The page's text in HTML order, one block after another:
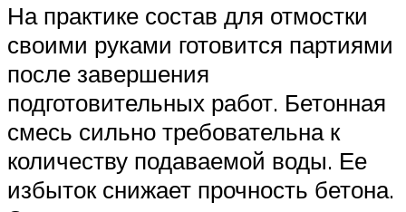
На практике состав для отмостки
своими руками готовится партиями
после завершения
подготовительных работ. Бетонная
смесь сильно требовательна к
количеству подаваемой воды. Ее
избыток снижает прочность бетона.